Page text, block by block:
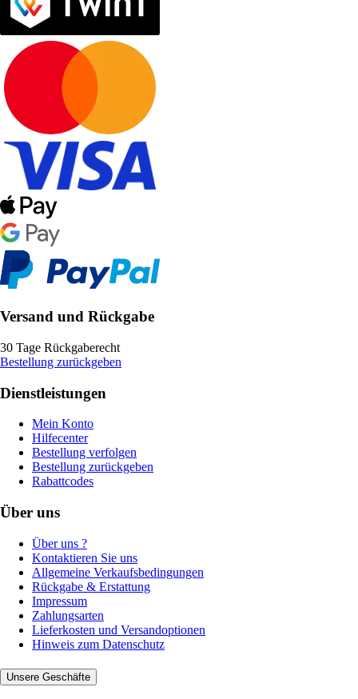
Versand und Rückgabe
30 Tage Rückgaberecht
Bestellung zurückgeben
Dienstleistungen
Mein Konto
Hilfecenter
Bestellung verfolgen
Bestellung zurückgeben
Rabattcodes
Über uns
Über uns ?
Kontaktieren Sie uns
Allgemeine Verkaufsbedingungen
Rückgabe & Erstattung
Impressum
Zahlungsarten
Lieferkosten und Versandoptionen
Hinweis zum Datenschutz
Unsere Geschäfte